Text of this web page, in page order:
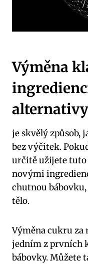
Výměna
alternativy
je skvělý způsob,
bez výčitek.
určitě užijete tuto
novými
chutnou
tělo.
Výměna cukru za
jedním z prvních
bábovky. Můžete